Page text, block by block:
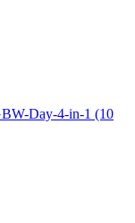
Day-4-in-1 (10